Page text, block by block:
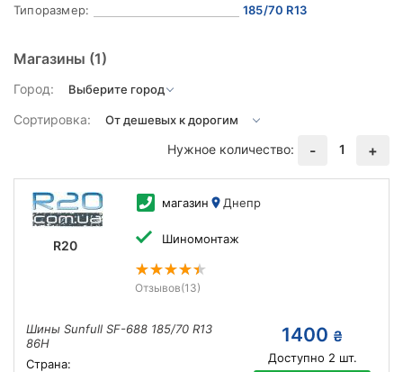
Типоразмер:
185/70 R13
Магазины (1)
Город:
Сортировка:
Нужное количество:
- 1 +
R20
магазин Днепр
Шиномонтаж
Отзывов(13)
Шины Sunfull SF-688 185/70 R13
86H
Страна:
1400 ₴
Доступно 2 шт.